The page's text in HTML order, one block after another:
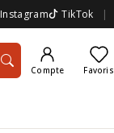
Instagram TikTok |
Compte Favoris